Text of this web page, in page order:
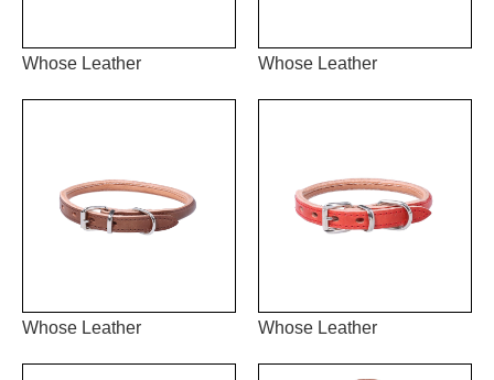
Whose Leather Whose Leather
Whose Leather Whose Leather